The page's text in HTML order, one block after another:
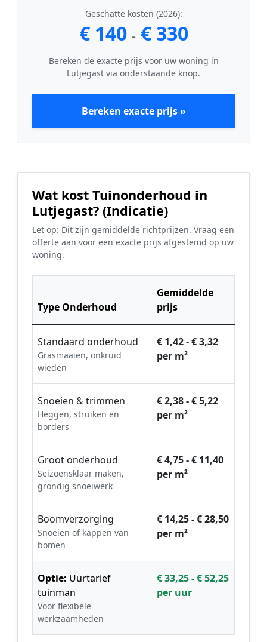
Geschatte kosten (2026):
€ 140 - € 330
Bereken de exacte prijs voor uw woning in
Lutjegast via onderstaande knop.
Bereken exacte prijs »
Wat kost Tuinonderhoud in
Lutjegast? (Indicatie)
Let op: Dit zijn gemiddelde richtprijzen. Vraag een
offerte aan voor een exacte prijs afgestemd op uw
woning.
Type Onderhoud
Gemiddelde
prijs
Standaard onderhoud
Grasmaaien, onkruid
wieden
€ 1,42 - € 3,32
per m²
Snoeien & trimmen
Heggen, struiken en
borders
€ 2,38 - € 5,22
per m²
Groot onderhoud
Seizoensklaar maken,
grondig snoeiwerk
€ 4,75 - € 11,40
per m²
Boomverzorging
Snoeien of kappen van
bomen
€ 14,25 - € 28,50
per m²
Optie: Uurtarief
tuinman
Voor flexibele
werkzaamheden
€ 33,25 - € 52,25
per uur